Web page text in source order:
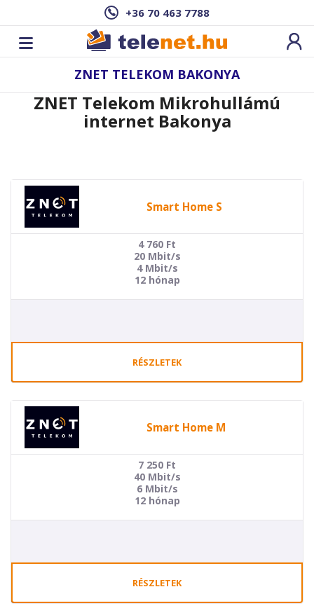
+36 70 463 7788
ZNET TELEKOM BAKONYA
ZNET Telekom Mikrohullámú
internet Bakonya
Smart Home S
4 760 Ft
20 Mbit/s
4 Mbit/s
12 hónap
RÉSZLETEK
Smart Home M
7 250 Ft
40 Mbit/s
6 Mbit/s
12 hónap
RÉSZLETEK